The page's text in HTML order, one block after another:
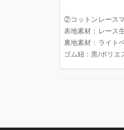
②コットンレース
表地素材：レース
裏地素材：ライト
ゴム紐：黒/ポリエ